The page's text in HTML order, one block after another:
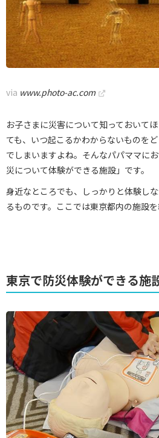
via www.photo-ac.com
お子さまに災害について知っておいて
ても、いつ起こるかわからないものを
でしまいますよね。そんなパパママに
災について体験ができる施設」です。
身近なところでも、しっかりと体験し
るものです。ここでは東京都内の施設を
東京で防災体験ができる施